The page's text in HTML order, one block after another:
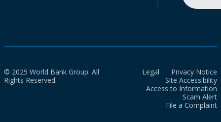
© 2025 World Bank Group. All
Rights Reserved.
Legal
Privacy Notice
Site Accessibility
Access to Information
Scam Alert
File a Complaint